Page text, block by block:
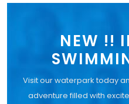
NEW !!
Visit our waterpark today
adventure filled with